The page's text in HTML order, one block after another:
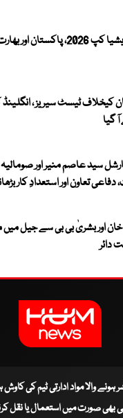
ویمنز ایشیا کپ 2026،
گیا
سید عاصم منیر اور
دفاعی تعاون اور استعدادِ کار
اور بشریٰ بی بی سے جیل
دائر
ہونے والا مواد ادارتی ٹیم کی
صورت میں استعمال یا نقل